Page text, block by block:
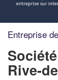
Entreprise
Rive-